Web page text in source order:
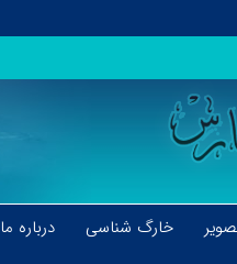
خارگ شناسی درباره ما